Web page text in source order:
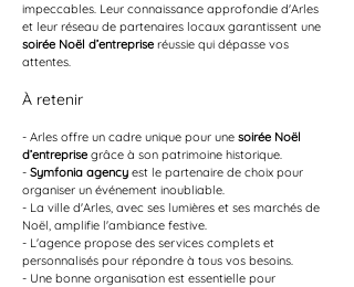
impeccables. Leur connaissance approfondie d'Arles
et leur réseau de partenaires locaux garantissent une
soirée Noël d’entreprise réussie qui dépasse vos
attentes.
À retenir
- Arles offre un cadre unique pour une soirée Noël
d’entreprise grâce à son patrimoine historique.
- Symfonia agency est le partenaire de choix pour
organiser un événement inoubliable.
- La ville d'Arles, avec ses lumières et ses marchés de
Noël, amplifie l'ambiance festive.
- L'agence propose des services complets et
personnalisés pour répondre à tous vos besoins.
- Une bonne organisation est essentielle pour